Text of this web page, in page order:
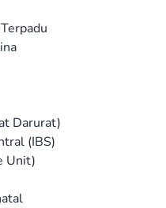
Darurat)
(IBS)
Unit)